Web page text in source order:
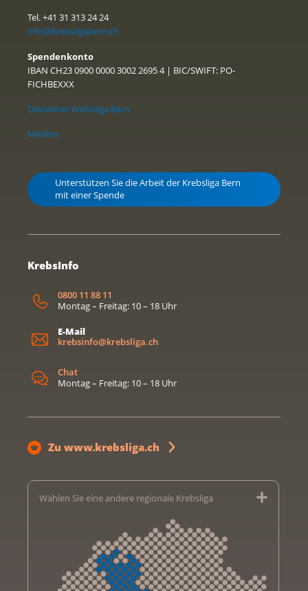
Tel. +41 31 313 24 24
info@krebsligabern.ch
Spendenkonto
IBAN CH23 0900 0000 3002 2695 4 | BIC/SWIFT: PO-
FICHBEXXX
Disclaimer Krebsliga Bern
Medien
Unterstützen Sie die Arbeit der Krebsliga Bern
mit einer Spende
KrebsInfo
0800 11 88 11
Montag – Freitag: 10 – 18 Uhr
E-Mail
krebsinfo@krebsliga.ch
Chat
Montag – Freitag: 10 – 18 Uhr
Zu www.krebsliga.ch
Wählen Sie eine andere regionale Krebsliga